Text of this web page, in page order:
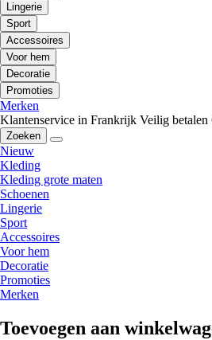
Lingerie
Sport
Accessoires
Voor hem
Decoratie
Promoties
Merken
Klantenservice in Frankrijk Veilig betalen
Zoeken
Nieuw
Kleding
Kleding grote maten
Schoenen
Lingerie
Sport
Accessoires
Voor hem
Decoratie
Promoties
Merken
Toevoegen aan